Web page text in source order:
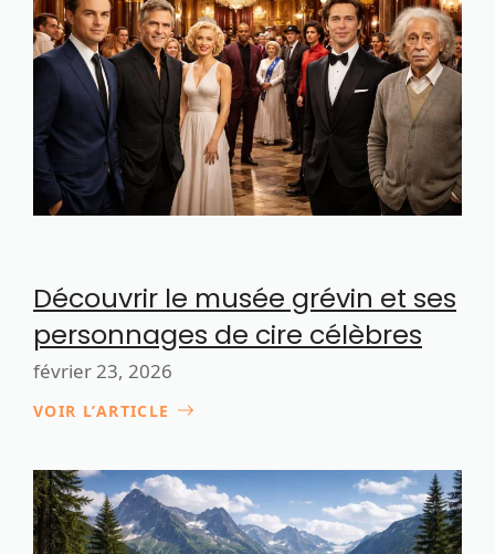
Découvrir le musée grévin et ses
personnages de cire célèbres
février 23, 2026
VOIR L’ARTICLE